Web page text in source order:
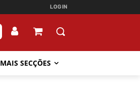
LOGIN
MAIS SECÇÕES